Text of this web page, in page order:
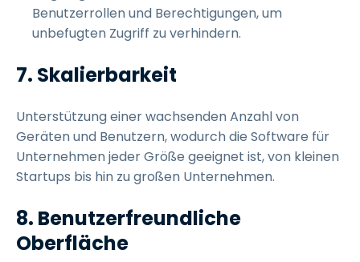
Benutzerrollen und Berechtigungen, um
unbefugten Zugriff zu verhindern.
7. Skalierbarkeit
Unterstützung einer wachsenden Anzahl von
Geräten und Benutzern, wodurch die Software für
Unternehmen jeder Größe geeignet ist, von kleinen
Startups bis hin zu großen Unternehmen.
8. Benutzerfreundliche
Oberfläche